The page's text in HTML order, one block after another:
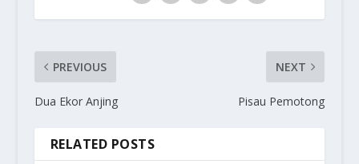
PREVIOUS
Dua Ekor Anjing
NEXT
Pisau Pemotong
RELATED POSTS